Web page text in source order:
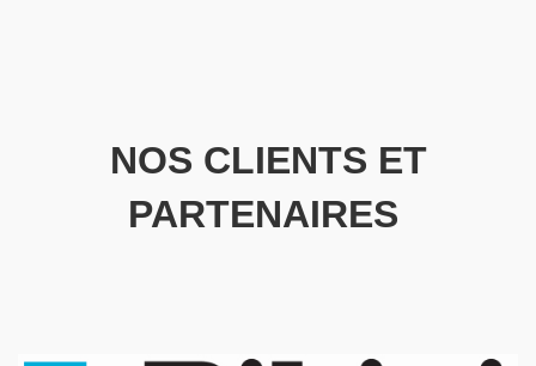
NOS CLIENTS ET
PARTENAIRES